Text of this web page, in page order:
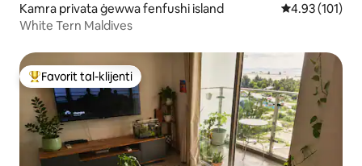
Kamra privata ġewwa fenfushi island Rating medju
4.93 (101)
White Tern Maldives
Wieħed mill-aqwa favoriti tal-klijenti
Favorit tal-klijenti